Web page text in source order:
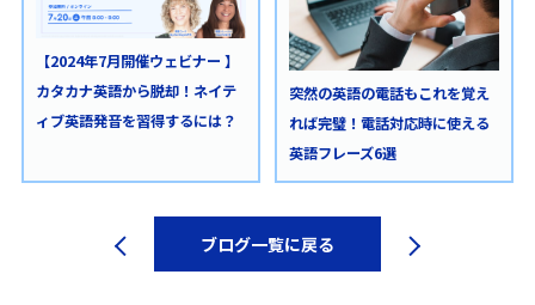
【2024年7月開催ウェビナー 】
カタカナ英語から脱却！ネイテ
ィブ英語発音を習得するには？
突然の英語の電話もこれを覚え
れば完璧！電話対応時に使える
英語フレーズ6選
ブログ一覧に戻る